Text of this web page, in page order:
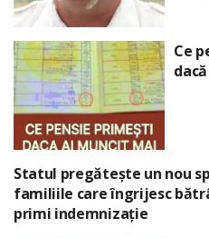
Ce
Statul pregătește un nou
familiile care îngrijesc
primi indemnizație